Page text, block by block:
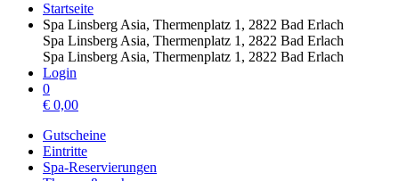
Startseite
Spa Linsberg Asia, Thermenplatz 1, 2822 Bad Erlach
Spa Linsberg Asia, Thermenplatz 1, 2822 Bad Erlach
Spa Linsberg Asia, Thermenplatz 1, 2822 Bad Erlach
Login
0
€ 0,00
Gutscheine
Eintritte
Spa-Reservierungen